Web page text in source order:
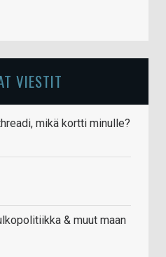
VIESTIT
mikä kortti minulle?
& muut maan